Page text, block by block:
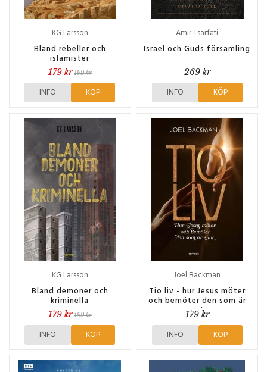
KG Larsson
Bland rebeller och
islamister
179 kr 199 kr
INFO KÖP
Amir Tsarfati
Israel och Guds församling
269 kr
INFO KÖP
KG Larsson
Bland demoner och
kriminella
179 kr 199 kr
INFO KÖP
Joel Backman
Tio liv - hur Jesus möter
och bemöter den som är
sjuk
179 kr
INFO KÖP